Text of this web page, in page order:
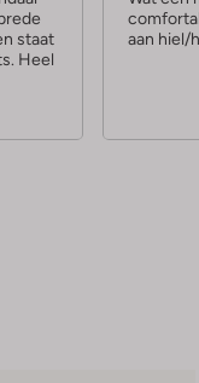
staat
Heel
r
aan hiel/